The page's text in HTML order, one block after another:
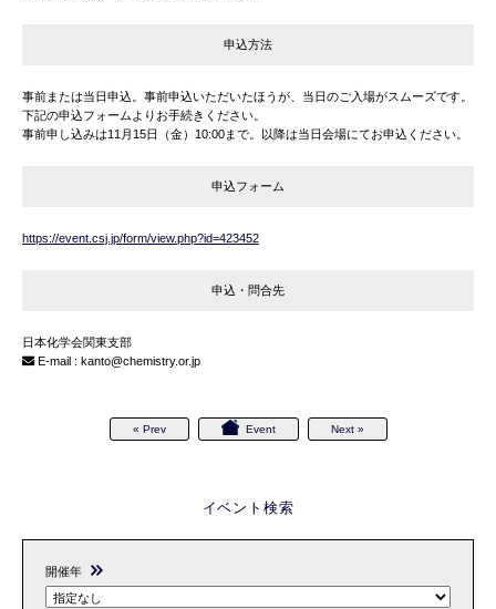
申込方法
事前または当日申込。事前申込いただいたほうが、当日のご入場がスムーズです。
下記の申込フォームよりお手続きください。
事前申し込みは11月15日（金）10:00まで。以降は当日会場にてお申込ください。
申込フォーム
https://event.csj.jp/form/view.php?id=423452
申込・問合先
日本化学会関東支部
E-mail : kanto chemistry.or.jp
« Prev Event Next »
イベント検索
開催年